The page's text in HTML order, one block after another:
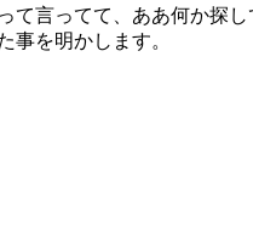
言ってて、ああ何か探
を明かします。